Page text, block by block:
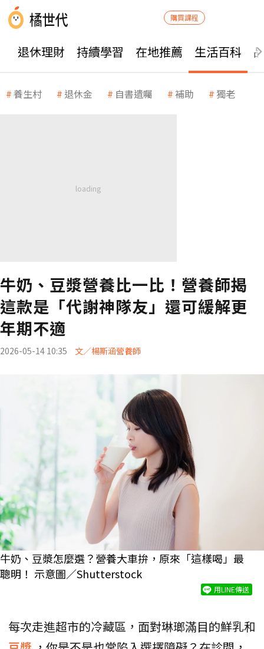
購買課程
退休理財 持續學習 在地推薦 生活百科
養生村 退休金 自書遺囑 補助 獨老
牛奶、豆漿營養比一比！營養師揭
這款是「代謝神隊友」還可緩解更
年期不適
2026-05-14 10:35 文／楊斯涵營養師
牛奶、豆漿怎麼選？營養大車拚，原來「這樣喝」最
聰明！ 示意圖／Shutterstock
用LINE傳送
每次走進超市的冷藏區，面對琳瑯滿目的鮮乳和